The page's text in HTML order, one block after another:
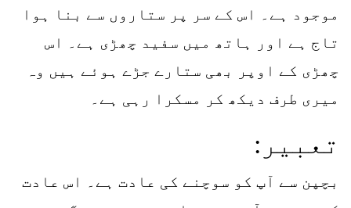
موجود ہے۔ اس کے سر پر ستاروں سے بنا ہوا
تاج ہے اور ہاتھ میں سفید چھڑی ہے۔ اس
چھڑی کے اوپر بھی ستارے جڑے ہوئے ہیں وہ
میری طرف دیکھ کر مسکرا رہی ہے۔
تعبیر:
بچپن سے آپ کو سوچنے کی عادت ہے۔ اس عادت